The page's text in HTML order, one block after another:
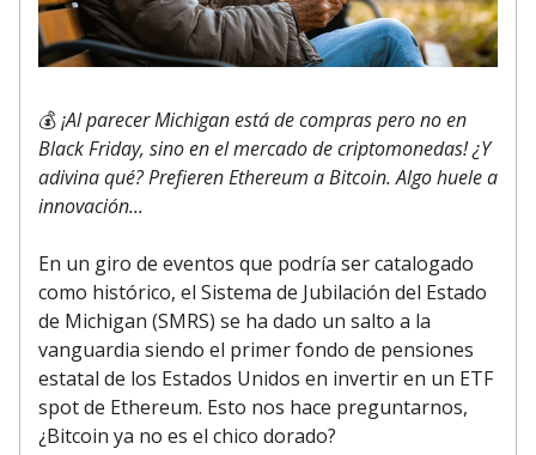
💰¡Al parecer Michigan está de compras pero no en
Black Friday, sino en el mercado de criptomonedas! ¿Y
adivina qué? Prefieren Ethereum a Bitcoin. Algo huele a
innovación...
En un giro de eventos que podría ser catalogado
como histórico, el Sistema de Jubilación del Estado
de Michigan (SMRS) se ha dado un salto a la
vanguardia siendo el primer fondo de pensiones
estatal de los Estados Unidos en invertir en un ETF
spot de Ethereum. Esto nos hace preguntarnos,
¿Bitcoin ya no es el chico dorado?